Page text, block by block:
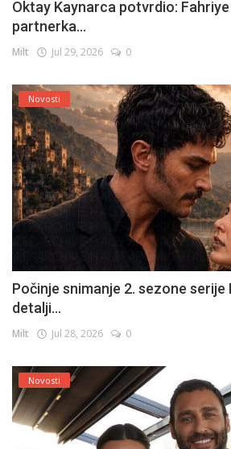
Oktay Kaynarca potvrdio: Fahriye
partnerka...
Milt Jul 29, 2026 0
Novosti
Počinje snimanje 2. sezone
detalji...
Milt Jul 28, 2026 0
Novosti